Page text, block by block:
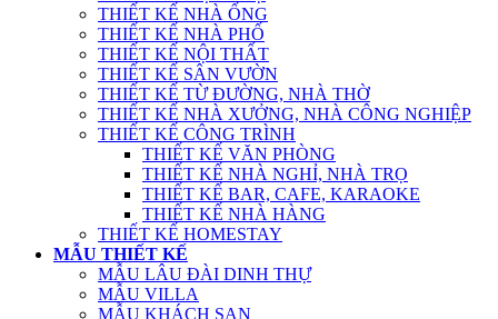
THIẾT KẾ NHÀ ỐNG
THIẾT KẾ NHÀ PHỐ
THIẾT KẾ NỘI THẤT
THIẾT KẾ SÂN VƯỜN
THIẾT KẾ TỪ ĐƯỜNG, NHÀ THỜ
THIẾT KẾ NHÀ XƯỞNG, NHÀ CÔNG NGHIỆP
THIẾT KẾ CÔNG TRÌNH
THIẾT KẾ VĂN PHÒNG
THIẾT KẾ NHÀ NGHỈ, NHÀ TRỌ
THIẾT KẾ BAR, CAFE, KARAOKE
THIẾT KẾ NHÀ HÀNG
THIẾT KẾ HOMESTAY
MẪU THIẾT KẾ
MẪU LÂU ĐÀI DINH THỰ
MẪU VILLA
MẪU KHÁCH SẠN